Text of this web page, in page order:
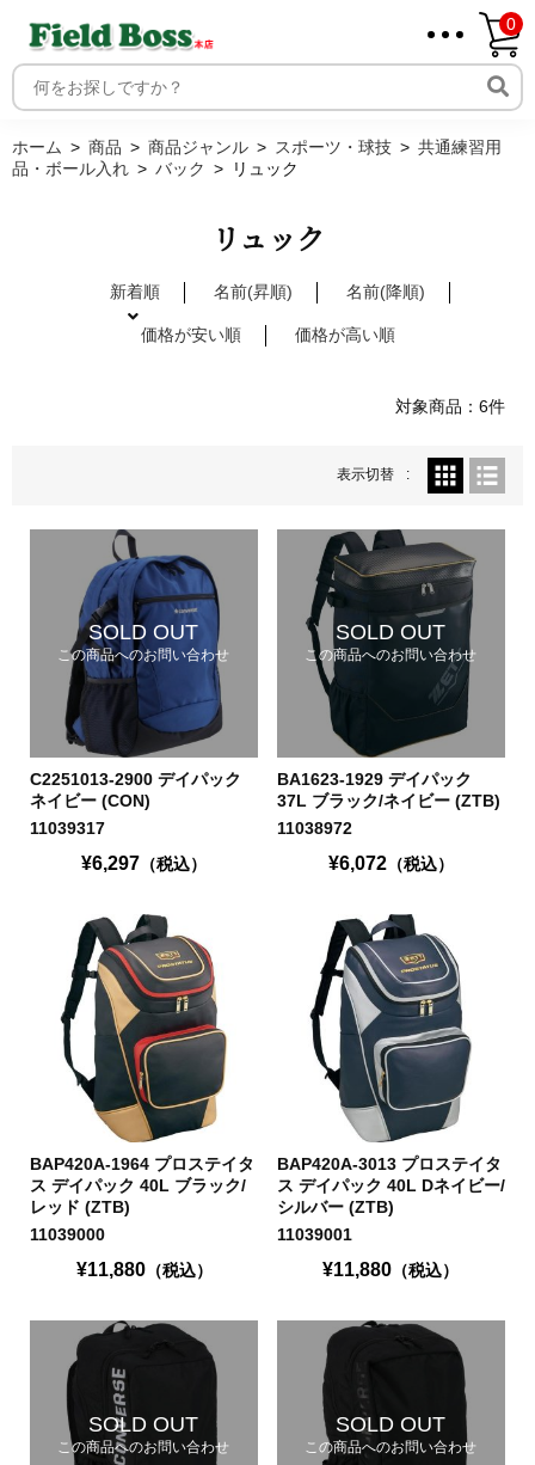
ホーム
メンバー
ご利用案内
0
ホーム 商品 商品ジャンル スポーツ・球技
共通練習用
品・ボール入れ
バック リュック
リュック
新着順 名前(昇順) 名前(降順)
価格が安い順 価格が高い順
対象商品：6件
表示切替
SOLD OUT
この商品へのお問い合わせ
C2251013-2900 デイパック
ネイビー (CON)
11039317
¥6,297 （税込）
SOLD OUT
この商品へのお問い合わせ
BA1623-1929 デイパック
37L ブラック/ネイビー (ZTB)
11038972
¥6,072（税込）
BAP420A-1964 プロステイタ
ス デイパック 40L ブラック/
レッド (ZTB)
11039000
¥11,880（税込）
BAP420A-3013 プロステイタ
ス デイパック 40L Dネイビー/
シルバー (ZTB)
11039001
¥11,880 （税込）
SOLD OUT
この商品へのお問い合わせ
SOLD OUT
この商品へのお問い合わせ